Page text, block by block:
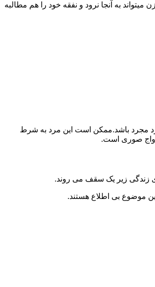
به آنجا نرود و نفقه خود را هم مطالبه
مرد مجرد باشد.ممکن است این مرد به شرط
صوری است.
زندگی زیر یک سقف می روند.
موضوع بی اطلاع هستند.